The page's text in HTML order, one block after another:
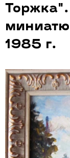
1985 г.